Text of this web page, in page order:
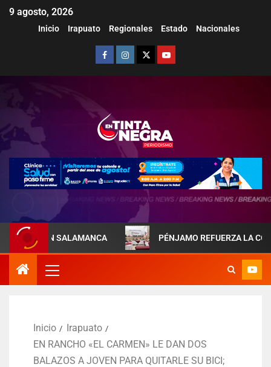
9 agosto, 2026
Inicio Irapuato Regionales Estado Nacionales
EN SALAMANCA PÉNJAMO REFUERZA LA
Inicio
Irapuato
EN RANCHO «EL CARMEN» LE DAN DOS
BALAZOS A JOVEN PARA QUITARLE SU BICI;